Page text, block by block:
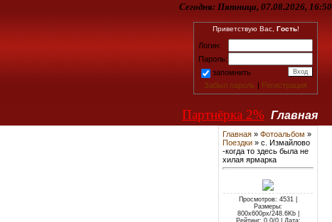
Сегодня: Пятница, 07.08.2026, 16:50
Приветствую Вас, Гость!
Логин:
Пароль:
запомнить
Забыл пароль | Регистрация
Партнёрка 2% Главная
Главная » Фотоальбом »
Поездки » с. Измайлово
-когда то здесь была не
хилая ярмарка
Просмотров: 4531 |
Размеры:
800x600px/248.6Kb |
Рейтинг: 0.0/0 | Дата: